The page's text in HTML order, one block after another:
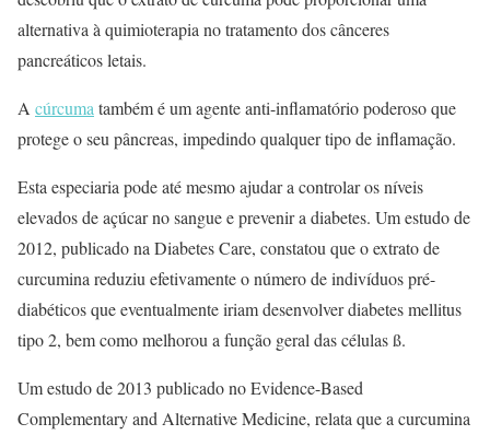
alternativa à quimioterapia no tratamento dos cânceres
pancreáticos letais.
A cúrcuma também é um agente anti-inflamatório poderoso que
protege o seu pâncreas, impedindo qualquer tipo de inflamação.
Esta especiaria pode até mesmo ajudar a controlar os níveis
elevados de açúcar no sangue e prevenir a diabetes. Um estudo de
2012, publicado na Diabetes Care, constatou que o extrato de
curcumina reduziu efetivamente o número de indivíduos pré-
diabéticos que eventualmente iriam desenvolver diabetes mellitus
tipo 2, bem como melhorou a função geral das células ß.
Um estudo de 2013 publicado no Evidence-Based
Complementary and Alternative Medicine, relata que a curcumina